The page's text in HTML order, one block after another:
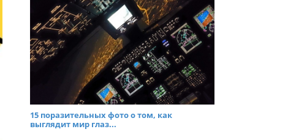
15 поразительных фото о том, как
выглядит мир глаз...